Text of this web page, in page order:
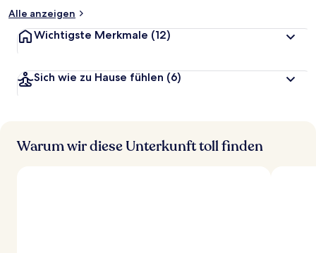
Alle anzeigen
Wichtigste Merkmale (12)
Sich wie zu Hause fühlen (6)
Warum wir diese Unterkunft toll finden